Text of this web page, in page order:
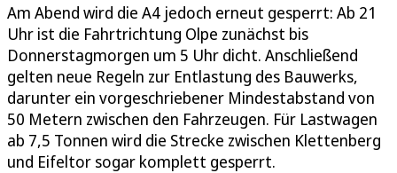
Am Abend wird die A4 jedoch erneut gesperrt: Ab 21
Uhr ist die Fahrtrichtung Olpe zunächst bis
Donnerstagmorgen um 5 Uhr dicht. Anschließend
gelten neue Regeln zur Entlastung des Bauwerks,
darunter ein vorgeschriebener Mindestabstand von
50 Metern zwischen den Fahrzeugen. Für Lastwagen
ab 7,5 Tonnen wird die Strecke zwischen Klettenberg
und Eifeltor sogar komplett gesperrt.